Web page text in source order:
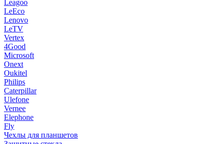
Leagoo
LeEco
Lenovo
LeTV
Vertex
4Good
Microsoft
Onext
Oukitel
Philips
Caterpillar
Ulefone
Vernee
Elephone
Fly
Чехлы для планшетов